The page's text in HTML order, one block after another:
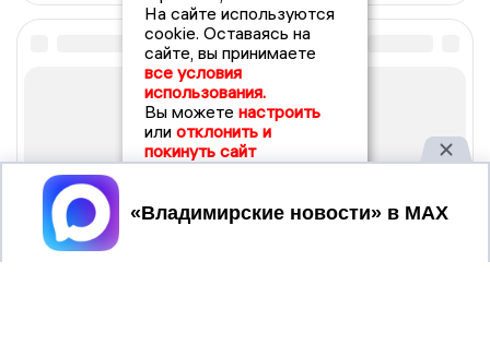
На сайте используются
cookie. Оставаясь на
сайте, вы принимаете
все условия
использования.
Вы можете настроить
или отклонить и
покинуть сайт
Принять